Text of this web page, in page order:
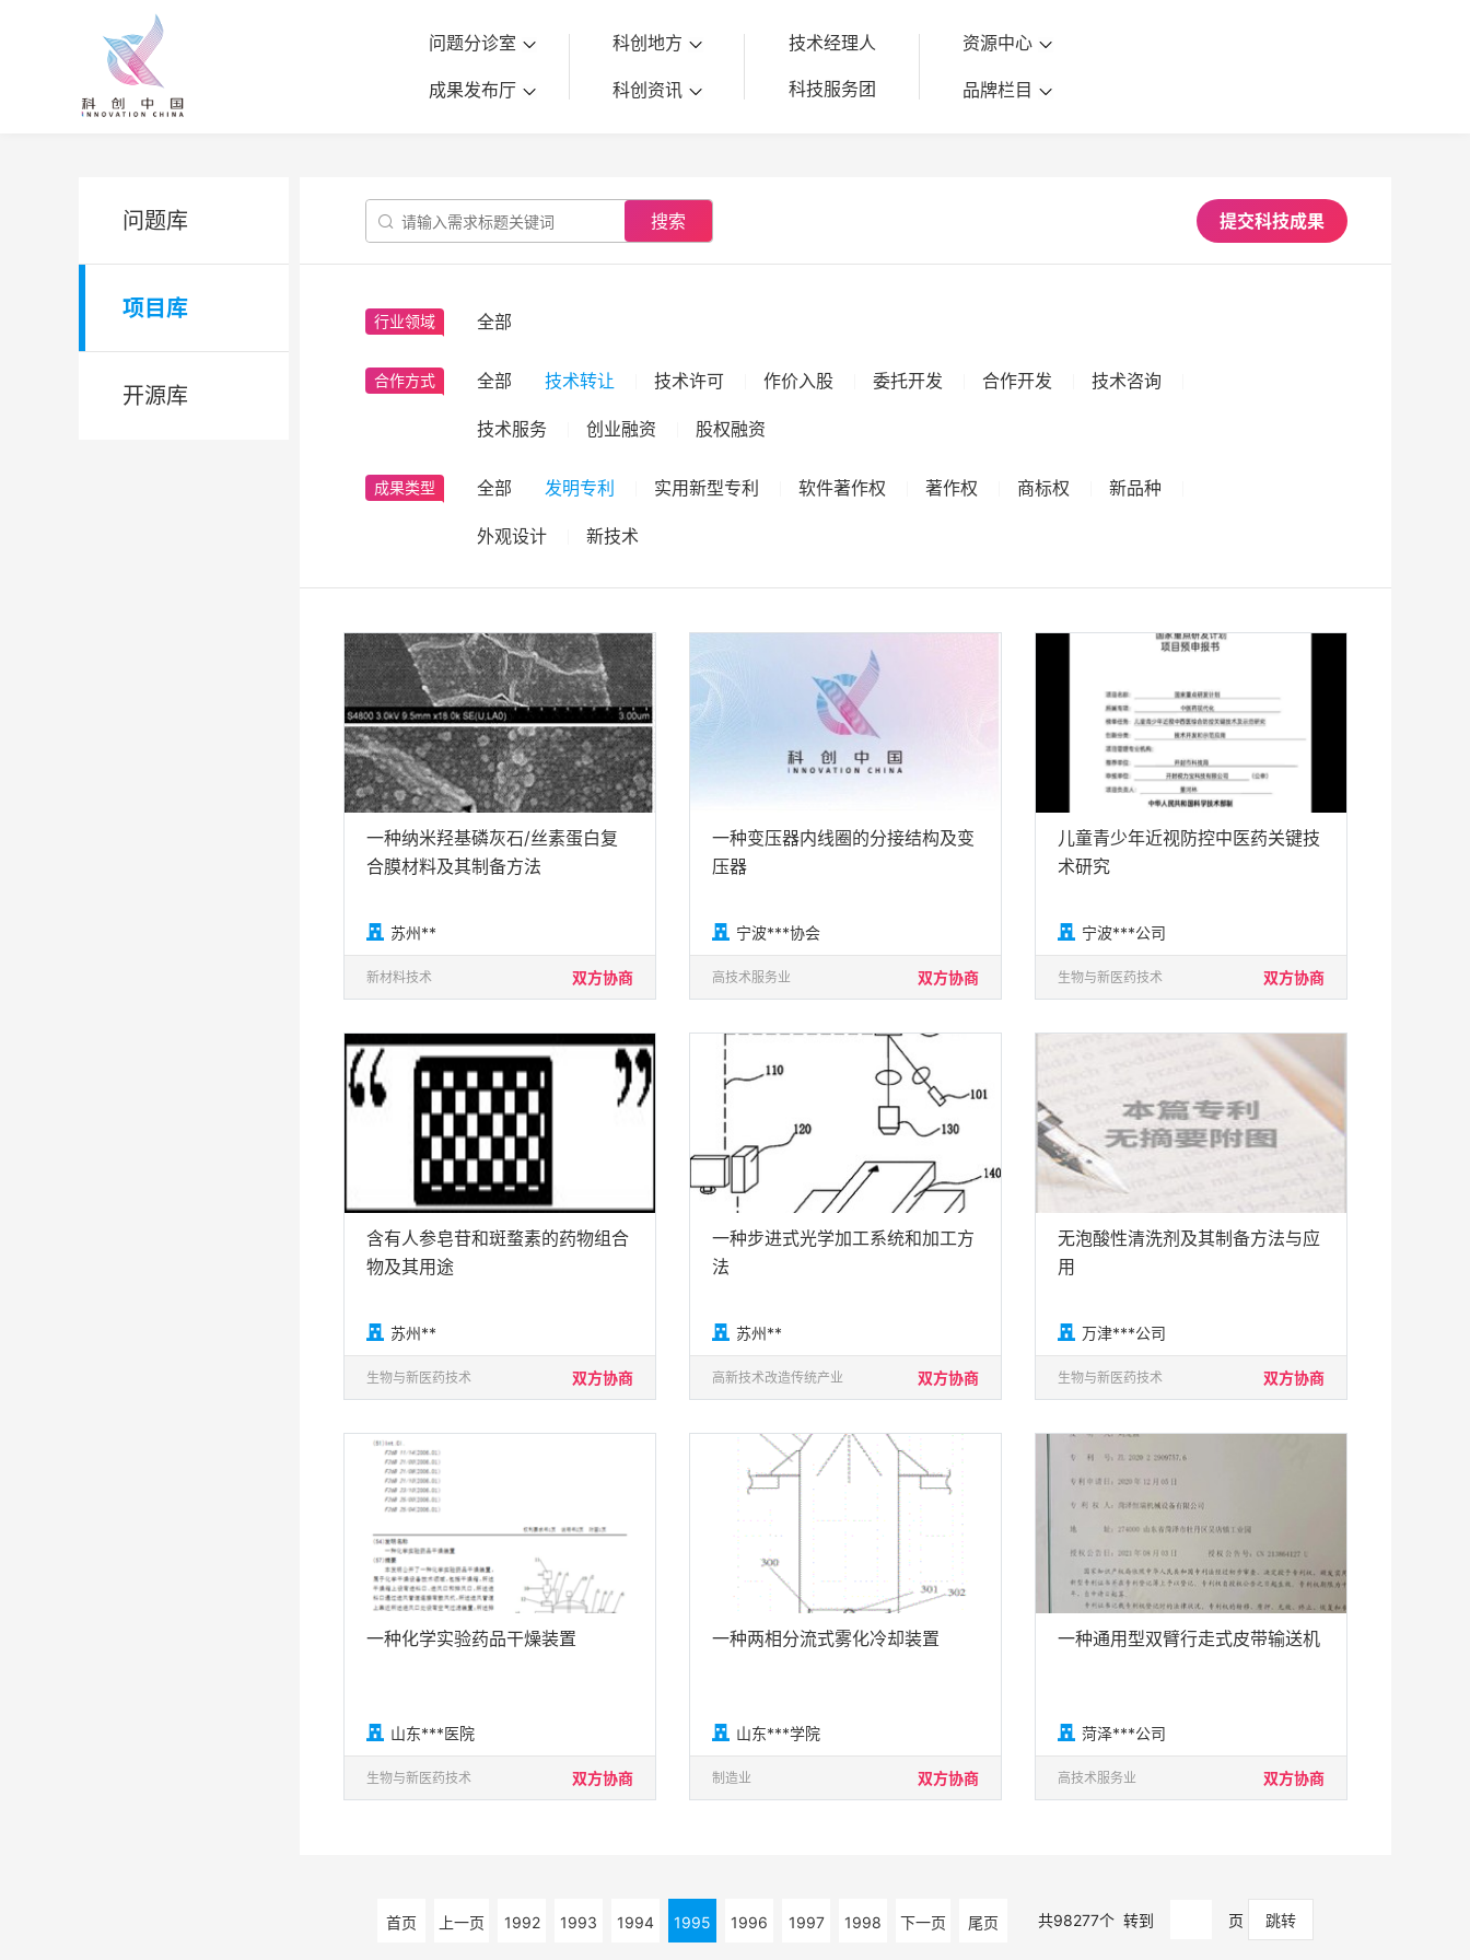
问题分诊室
成果发布厅
科创地方
科创资讯
技术经理人
科技服务团
资源中心
品牌栏目
问题库
项目库
开源库
 搜索 提交科技成果
行业领域 全部
合作方式 全部 技术转让 技术许可 作价入股 委托开发 合作开发 技术咨询
技术服务 创业融资 股权融资
成果类型 全部 发明专利 实用新型专利 软件著作权 著作权 商标权 新品种
外观设计 新技术
一种纳米羟基磷灰石/丝素蛋白复
合膜材料及其制备方法
 苏州**
新材料技术 双方协商
一种变压器内线圈的分接结构及变
压器
 宁波***协会
高技术服务业 双方协商
儿童青少年近视防控中医药关键技
术研究
 宁波***公司
生物与新医药技术 双方协商
含有人参皂苷和斑蝥素的药物组合
物及其用途
 苏州**
生物与新医药技术 双方协商
一种步进式光学加工系统和加工方
法
 苏州**
高新技术改造传统产业 双方协商
无泡酸性清洗剂及其制备方法与应
用
 万津***公司
生物与新医药技术 双方协商
一种化学实验药品干燥装置
 山东***医院
生物与新医药技术 双方协商
一种两相分流式雾化冷却装置
 山东***学院
制造业 双方协商
一种通用型双臂行走式皮带输送机
 菏泽***公司
高技术服务业 双方协商
首页 上一页 1992 1993 1994 1995 1996 1997 1998 下一页 尾页 共98277个 转到 页